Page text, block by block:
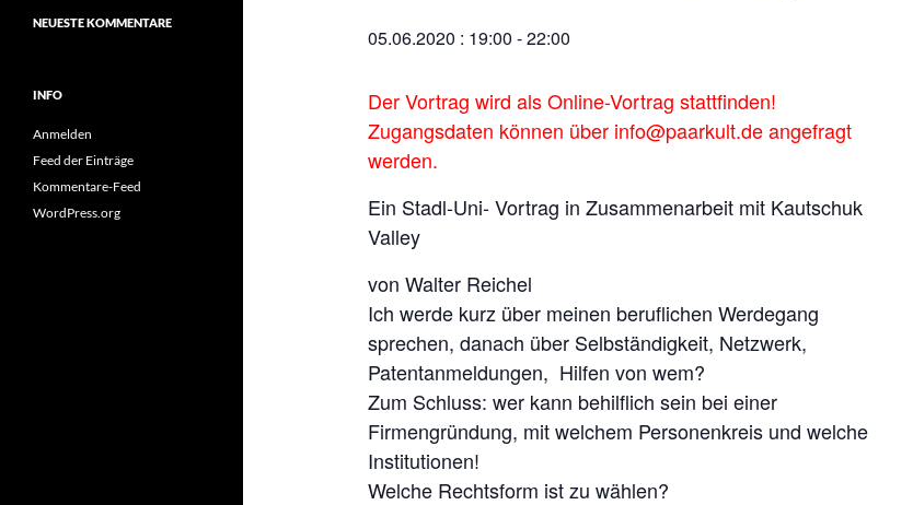
05.06.2020 : 19:00 -22:00
Der Vortrag wird als Online-Vortrag stattfinden!
Zugangsdaten können über info@paarkult.de angefragt
werden.
Ein Stadl-Uni- Vortrag in Zusammenarbeit mit Kautschuk
Valley
von Walter Reichel
Ich werde kurz über meinen beruflichen Werdegang
sprechen, danach über Selbständigkeit, Netzwerk,
Patentanmeldungen, Hilfen von wem?
Zum Schluss: wer kann behilflich sein bei einer
Firmengründung, mit welchem Personenkreis und welche
Institutionen!
Welche Rechtsform ist zu wählen?
NEUESTE KOMMENTARE
INFO
Anmelden
Feed der Einträge
Kommentare-Feed
WordPress.org